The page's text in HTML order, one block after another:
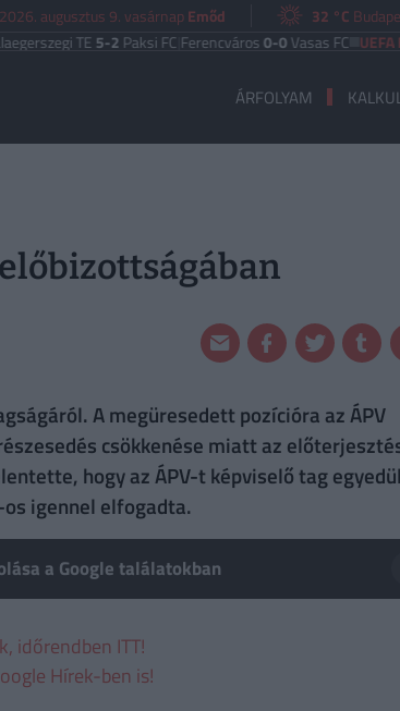
2026. augusztus 9. vasárnapEmőd 32 °C
TE5-2Paksi FC|Ferencváros0-0Vasas FC UEFA EURÓPA
ÁRFOLYAM
A megüresedett pozícióra az ÁPV
csökkenése miatt az
hogy az ÁPV-t képviselő tag egyedül
igennel elfogadta.
a Google találatokban
időrendben ITT!
Hírek-ben is!